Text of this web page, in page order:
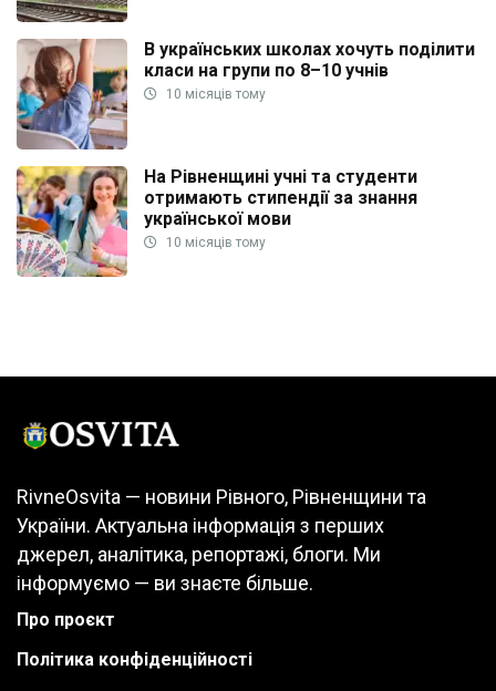
В українських школах хочуть поділити
класи на групи по 8–10 учнів
10 місяців тому
На Рівненщині учні та студенти
отримають стипендії за знання
української мови
10 місяців тому
RivneOsvita — новини Рівного, Рівненщини та
України. Актуальна інформація з перших
джерел, аналітика, репортажі, блоги. Ми
інформуємо — ви знаєте більше.
Про проєкт
Політика конфіденційності